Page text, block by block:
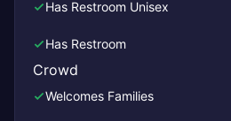
Has Restroom Unisex
Has Restroom
Crowd
Welcomes Families